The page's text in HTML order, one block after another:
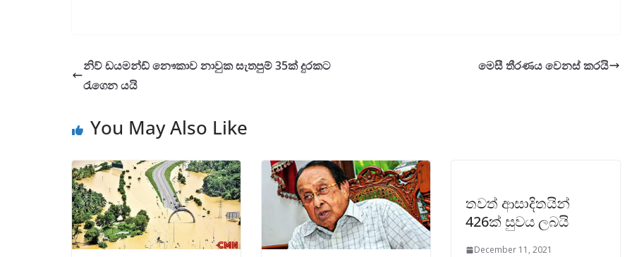
නිව් ඩයමන්ඩ් නෞකාව නාවුක සැතපුම් 35ක් දුරකට
රැගෙන යයි
මෙසී තීරණය වෙනස් කරයි
You May Also Like
තවත් ආසාදිතයින්
426ක් සුවය ලබයි
December 11, 2021